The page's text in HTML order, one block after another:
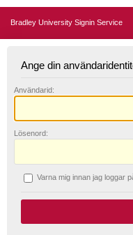
Bradley University Signin Service
Ange din
Användarid:
L ösenord:
Varna mig innan jag loggar